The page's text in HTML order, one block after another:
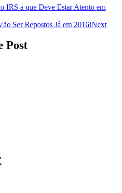
IRS a que Deve Estar Atento em
Ser Repostos Já em 2016!Next
Post